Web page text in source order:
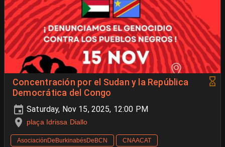
Concentración por el Sudan y la República
Democrática del Congo
Saturday, Nov 15, 2025, 12:00 PM
plaça Idrissa Diallo
AsociaciónDeBurkinabésDeBCN CNAACAT